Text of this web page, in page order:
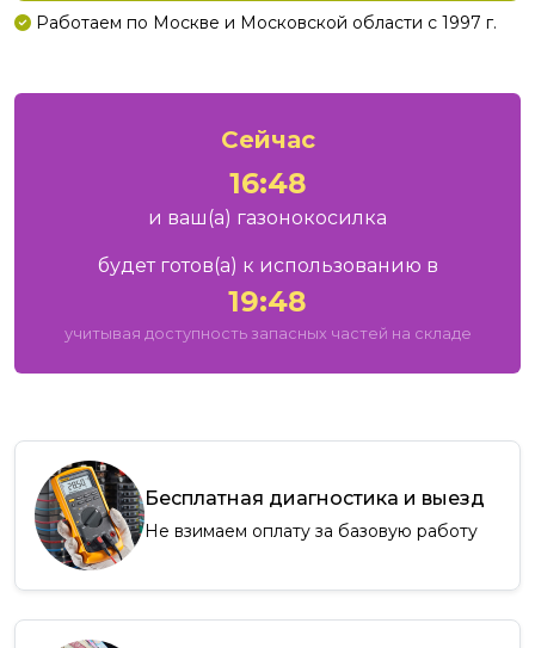
Работаем по Москве и Московской области с 1997 г.
Сейчас
16:48
и ваш(а) газонокосилка
будет готов(а) к использованию в
19:48
учитывая доступность запасных частей на складе
Бесплатная диагностика и выезд
Не взимаем оплату за базовую работу